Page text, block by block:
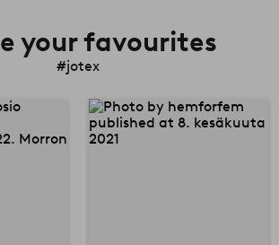
your favourites
#jotex